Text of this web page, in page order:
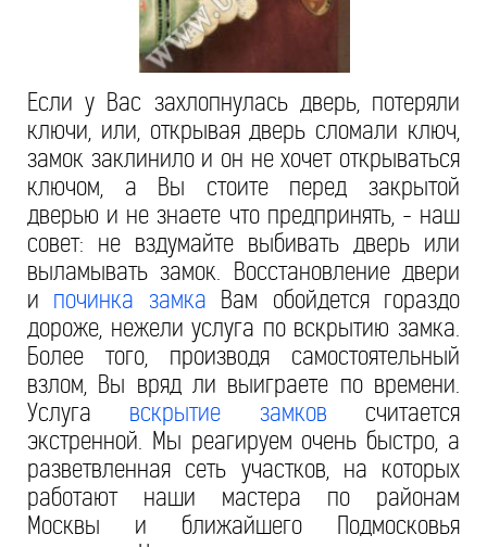
Если у Вас захлопнулась дверь, потеряли
ключи, или, открывая дверь сломали ключ,
замок заклинило и он не хочет открываться
ключом, а Вы стоите перед закрытой
дверью и не знаете что предпринять, - наш
совет: не вздумайте выбивать дверь или
выламывать замок. Восстановление двери
и починка замка Вам обойдется гораздо
дороже, нежели услуга по вскрытию замка.
Более того, производя самостоятельный
взлом, Вы вряд ли выиграете по времени.
Услуга вскрытие замков считается
экстренной. Мы реагируем очень быстро, а
разветвленная сеть участков, на которых
работают наши мастера по районам
Москвы и ближайшего Подмосковья